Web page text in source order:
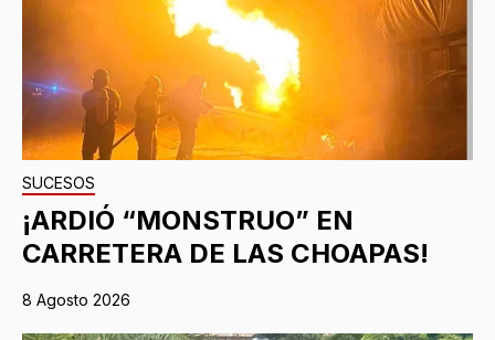
SUCESOS
¡ARDIÓ “MONSTRUO” EN
CARRETERA DE LAS CHOAPAS!
8 Agosto 2026